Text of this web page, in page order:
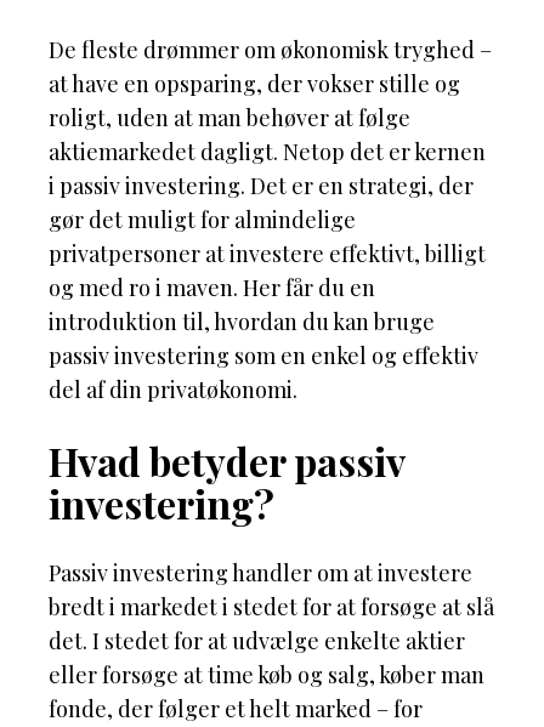
De fleste drømmer om økonomisk tryghed –
at have en opsparing, der vokser stille og
roligt, uden at man behøver at følge
aktiemarkedet dagligt. Netop det er kernen
i passiv investering. Det er en strategi, der
gør det muligt for almindelige
privatpersoner at investere effektivt, billigt
og med ro i maven. Her får du en
introduktion til, hvordan du kan bruge
passiv investering som en enkel og effektiv
del af din privatøkonomi.
Hvad betyder passiv
investering?
Passiv investering handler om at investere
bredt i markedet i stedet for at forsøge at slå
det. I stedet for at udvælge enkelte aktier
eller forsøge at time køb og salg, køber man
fonde, der følger et helt marked – for